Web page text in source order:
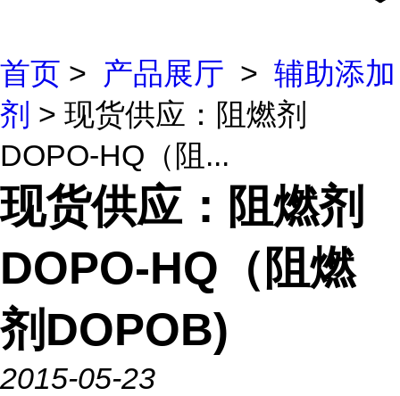
首页 > 产品展厅 > 辅助添加
剂 > 现货供应：阻燃剂
DOPO-HQ（阻...
现货供应：阻燃剂
DOPO-HQ（阻燃
剂DOPOB)
2015-05-23